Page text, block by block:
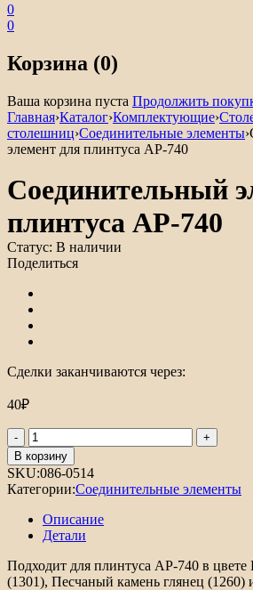
0
0
Корзина (0)
Ваша корзина пуста Продолжить
Главная›Каталог›Комплектующие›
столешниц›Соединительные элементы›
элемент для плинтуса АР-740
Соединительный
плинтуса АР-740
Статус: В наличии
Поделиться
Сделки заканчиваются через:
40₽
Количество
товара
Соединительный
элемент
для
плинтуса
АР-740
В корзину
SKU:086-0514
Категории:Соединительные элементы
Описание
Детали
Подходит для плинтуса АР-740 в цвете
(1301), Песчаный камень глянец (1260)